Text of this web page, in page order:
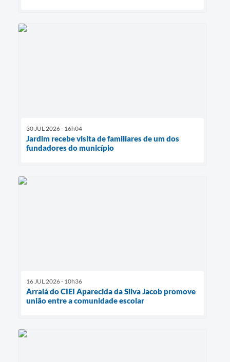
30 JUL 2026 - 16h04
Jardim recebe visita de familiares de um dos
fundadores do município
16 JUL 2026 - 10h36
Arraiá do CIEI Aparecida da Silva Jacob promove
união entre a comunidade escolar